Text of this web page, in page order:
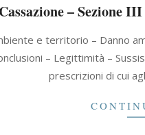
– Sezione
e territorio – Danno
– Legittimità –
prescrizioni di cui